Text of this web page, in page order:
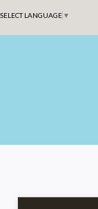
SELECT LANGUAGE ▼